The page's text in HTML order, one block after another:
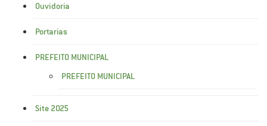
Ouvidoria
Portarias
PREFEITO MUNICIPAL
PREFEITO MUNICIPAL
Site 2025